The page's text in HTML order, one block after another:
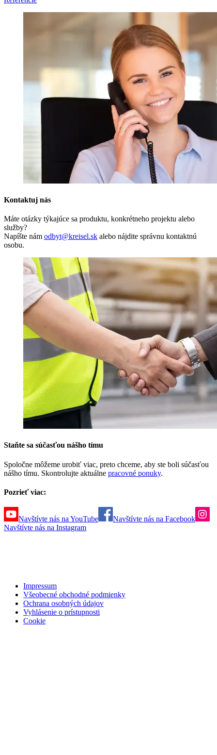
Kontaktuj nás
Máte otázky týkajúce sa produktu, konkrétneho projektu alebo
služby?
Napíšte nám odbyt@kreisel.sk alebo nájdite správnu kontaktnú
osobu.
Staňte sa súčasťou nášho tímu
Spoločne môžeme urobiť viac, preto chceme, aby ste boli súčasťou
nášho tímu. Skontrolujte aktuálne pracovné ponuky.
Pozrieť viac:
Navštívte nás na YouTube
Navštívte nás na Facebook
Navštívte nás na Instagram
Impressum
Všeobecné obchodné podmienky
Ochrana osobných údajov
Vyhlásenie o prístupnosti
Cookie